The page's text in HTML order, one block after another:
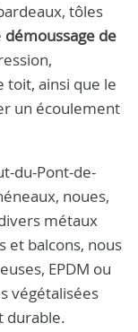
tôles
démoussage de
ainsi que le
un écoulement
du-Pont-de-
noues,
métaux
et balcons, nous
EPDM ou
végétalisées
durable.